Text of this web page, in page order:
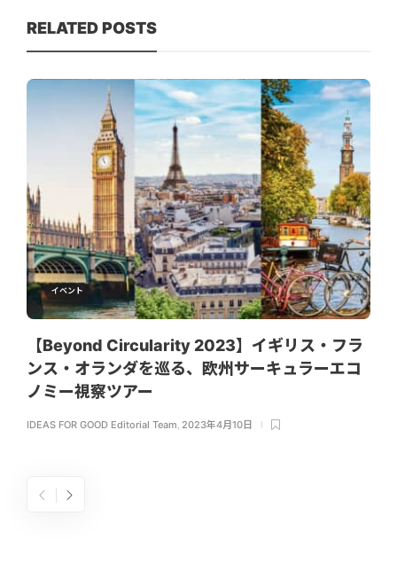
RELATED POSTS
イベント
【Beyond Circularity 2023】イギリス・フラ
ンス・オランダを巡る、欧州サーキュラーエコ
ノミー視察ツアー
IDEAS FOR GOOD Editorial Team, 2023年4月10日